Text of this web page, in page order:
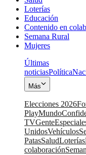
Loterías
Educación
Contenido en
Semana Rural
Mujeres
Últimas
noticiasPolítica
Más
Elecciones 2026
PlayMundo
TVGente
UnidosVehículos
PatasSaludLoterías
colaboración